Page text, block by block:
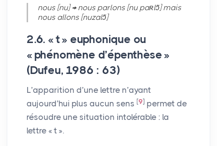
nous [nu] → nous parlons [nu paʀlɔ̃] mais
nous allons [nuzalɔ̃]
2.6. «t» euphonique ou
«phénomène d’épenthèse»
(Dufeu, 1986 : 63)
L’apparition d’une lettre n’ayant
aujourd’hui plus aucun sens [9] permet de
résoudre une situation intolérable : la
lettre « t ».